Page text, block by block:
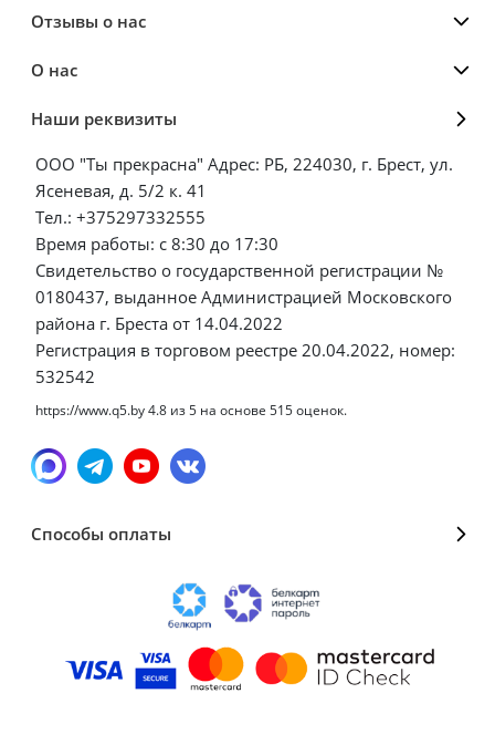
Отзывы о нас
О нас
Наши реквизиты
ООО "Ты прекрасна" Адрес: РБ, 224030, г. Брест, ул.
Ясеневая, д. 5/2 к. 41
Тел.: +375297332555
Время работы: с 8:30 до 17:30
Свидетельство о государственной регистрации №
0180437, выданное Администрацией Московского
района г. Бреста от 14.04.2022
Регистрация в торговом реестре 20.04.2022, номер:
532542
https://www.q5.by4.8 из5 на основе 515оценок.
Способы оплаты